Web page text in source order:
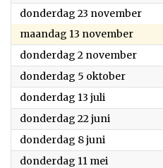
donderdag 23 november2023
maandag 13 november2023
donderdag 2 november2023
donderdag 5 oktober2023
donderdag 13 juli
donderdag 22 juni
donderdag 8 juni
donderdag 11 mei